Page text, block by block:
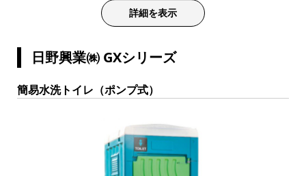
詳細を表示
日野興業㈱ GXシリーズ
簡易水洗トイレ（ポンプ式）